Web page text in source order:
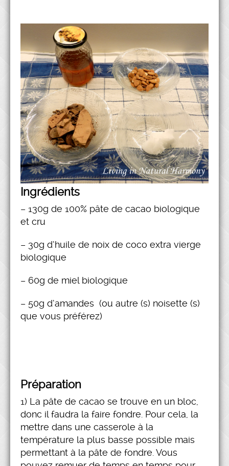
Ingrédients
– 130g de 100% pâte de cacao biologique
et cru
– 30g d’huile de noix de coco extra vierge
biologique
– 60g de miel biologique
– 50g d’amandes (ou autre (s) noisette (s)
que vous préférez)
Préparation
1) La pâte de cacao se trouve en un bloc,
donc il faudra la faire fondre. Pour cela, la
mettre dans une casserole à la
température la plus basse possible mais
permettant à la pâte de fondre. Vous